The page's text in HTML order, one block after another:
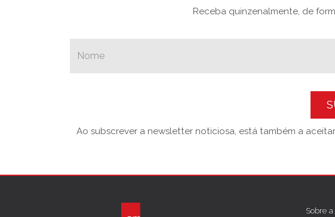
Receba quinzenalmente, de
Ao subscrever a newsletter noticiosa, está também a
Sobre